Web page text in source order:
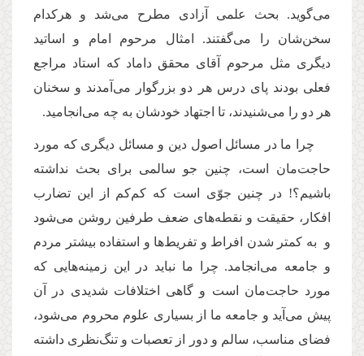
می‌گوید. بحث علمی آزادی مطرح می‌شد و هرکدام
سخن‌شان را می‌گفتند. امثال مرحوم امام و اساتید
دیگری مثل مرحوم آقای محقق داماد که استاد مراجع
فعلی بودند پای درس هر دو بزرگوار می‌آمدند و سخنان
هر دو را می‌شنیدند، تا اجتهاد خودشان به چه می‌انجامید.
چرا ما در مسائل اصول دین و مسائل دیگری که مورد
حاجت‌مان است، چنین جو سالمی برای بحث نداشته
باشیم؟! در چنین جوّی است که کم‌کم از این تضارب
افکار، حقیقت و نقطه‌های ضعف طرفین روشن می‌شود
و به کمتر شدن افراط و تفریط‌ها و استفاده بیشتر مردم
و جامعه می‌انجامد. چرا ما نباید در این زمینه‌‌هایی که
مورد حاجت‌مان است و گاهی اختلافات شدیدی در آن
پیش می‌آید و جامعه ما از بسیاری علوم محروم می‌شود،
فضای مناسب، سالم و دور از تعصبات و تنگ‌نظری‌ داشته